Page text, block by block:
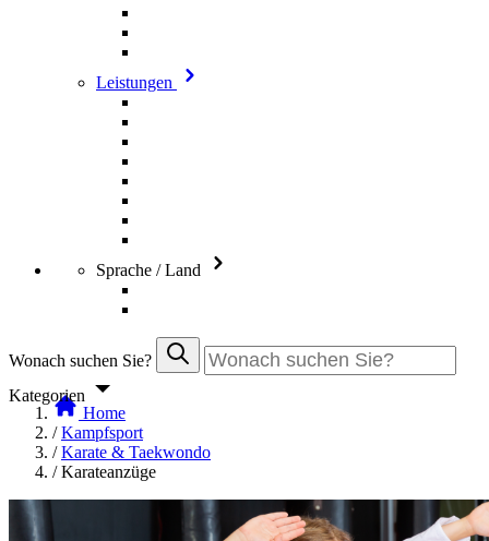
Leistungen
Sprache / Land
Wonach suchen Sie?
Kategorien
Home
/ Kampfsport
/ Karate & Taekwondo
/ Karateanzüge